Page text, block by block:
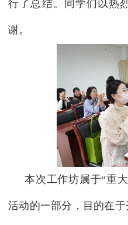
行了总结。同学们以热
谢。
本次工作坊属于“重
活动的一部分，目的在